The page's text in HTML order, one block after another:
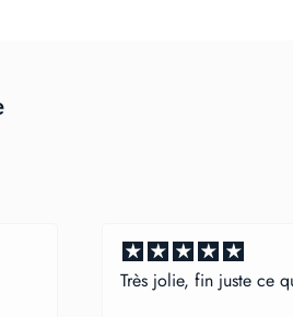
ce qui faut en charms